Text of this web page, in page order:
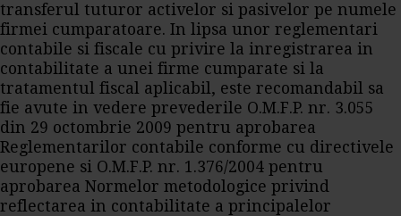
transferul tuturor activelor si pasivelor pe numele
firmei cumparatoare. In lipsa unor reglementari
contabile si fiscale cu privire la inregistrarea in
contabilitate a unei firme cumparate si la
tratamentul fiscal aplicabil, este recomandabil sa
fie avute in vedere prevederile O.M.F.P. nr. 3.055
din 29 octombrie 2009 pentru aprobarea
Reglementarilor contabile conforme cu directivele
europene si O.M.F.P. nr. 1.376/2004 pentru
aprobarea Normelor metodologice privind
reflectarea in contabilitate a principalelor